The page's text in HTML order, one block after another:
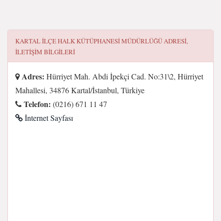
KARTAL İLÇE HALK KÜTÜPHANESI MÜDÜRLÜĞÜADRESI,
ILETIŞIM BILGILERI
Adres: Hürriyet Mah. Abdi İpekçi Cad. No:31\2, Hürriyet
Mahallesi, 34876 Kartal/İstanbul, Türkiye
Telefon: (0216) 671 11 47
İnternet Sayfası